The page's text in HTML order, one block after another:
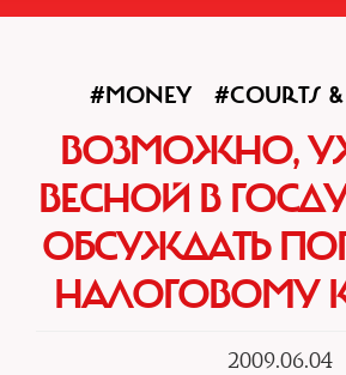
#MONEY #COURTS
ВОЗМОЖНО,
ВЕСНОЙ В
ОБСУЖДАТЬ
НАЛОГОВОМУ
2009.06.04